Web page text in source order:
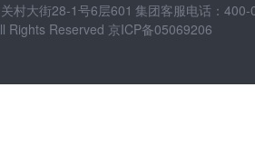
村大街28-1号6层601 集团客服电话：
Rights Reserved 京ICP备05069206